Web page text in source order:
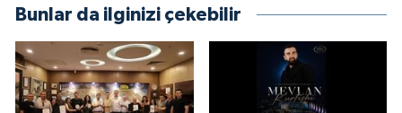
Bunlar da ilginizi çekebilir